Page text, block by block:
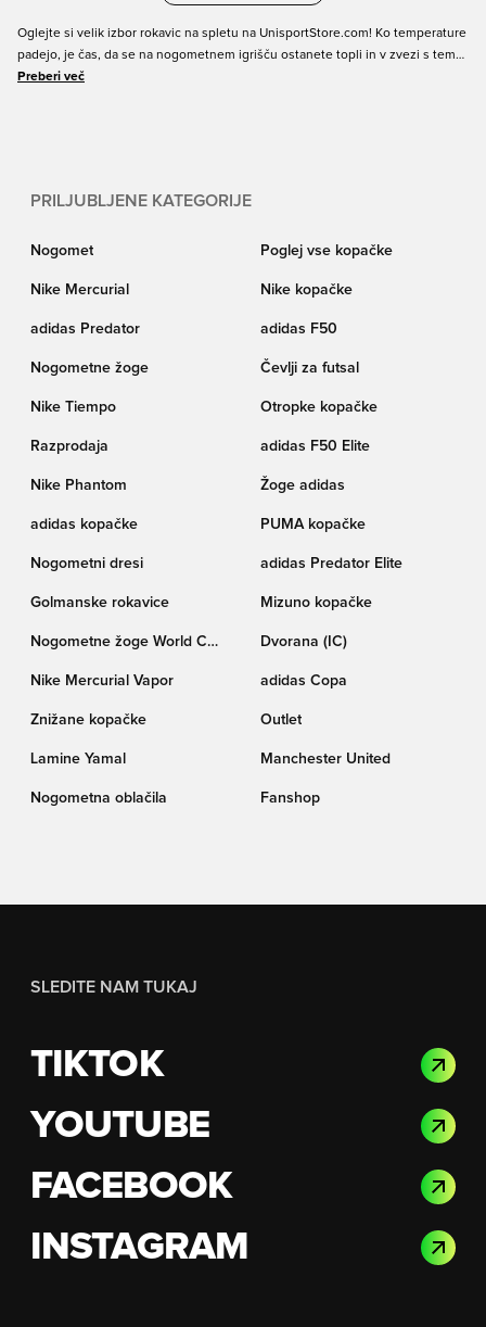
Oglejte si velik izbor rokavic na spletu na UnisportStore.com! Ko temperature
padejo, je čas, da se na nogometnem igrišču ostanete topli in v zvezi s tem
ne morete pozabiti na roke. Ogrejte se z nekaj lepih rokavic iz te kategorije,
Preberi več
PRILJUBLJENE KATEGORIJE
Nogomet Poglej vse kopačke
Nike Mercurial Nike kopačke
adidas Predator adidas F50
Nogometne žoge Čevlji za futsal
Nike Tiempo Otropke kopačke
Razprodaja adidas F50 Elite
Nike Phantom Žoge adidas
adidas kopačke PUMA kopačke
Nogometni dresi adidas Predator Elite
Golmanske rokavice Mizuno kopačke
Nogometne žoge World Cup
Dvorana (IC)
Nike Mercurial Vapor adidas Copa
Znižane kopačke Outlet
Lamine Yamal Manchester United
Nogometna oblačila Fanshop
SLEDITE NAM TUKAJ
TIKTOK
YOUTUBE
FACEBOOK
INSTAGRAM